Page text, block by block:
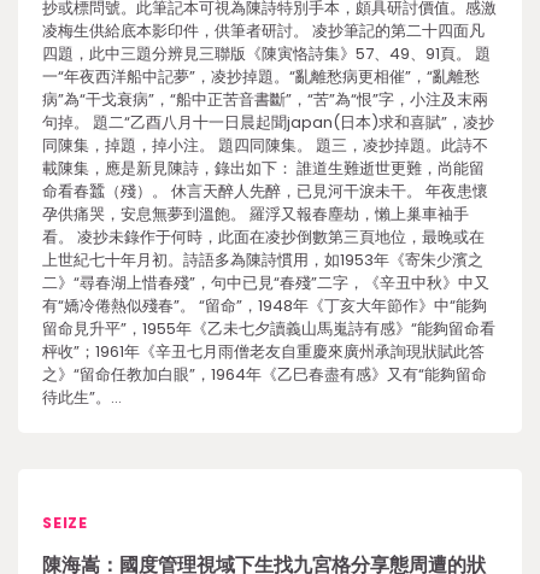
抄或標問號。此筆記本可視為陳詩特別手本，頗具研討價值。感激
凌梅生供給底本影印件，供筆者研討。 凌抄筆記的第二十四面凡
四題，此中三題分辨見三聯版《陳寅恪詩集》57、49、91頁。 題
一“年夜西洋船中記夢”，凌抄掉題。“亂離愁病更相催”，“亂離愁
病”為“干戈衰病”，“船中正苦音書斷”，“苦”為“恨”字，小注及末兩
句掉。 題二“乙酉八月十一日晨起聞japan(日本)求和喜賦”，凌抄
同陳集，掉題，掉小注。 題四同陳集。 題三，凌抄掉題。此詩不
載陳集，應是新見陳詩，錄出如下： 誰道生難逝世更難，尚能留
命看春蠶（殘）。 休言天醉人先醉，已見河干淚未干。 年夜患懷
孕供痛哭，安息無夢到溫飽。 羅浮又報春塵劫，懶上巢車袖手
看。 凌抄未錄作于何時，此面在凌抄倒數第三頁地位，最晚或在
上世紀七十年月初。詩語多為陳詩慣用，如1953年《寄朱少濱之
二》“尋春湖上惜春殘”，句中已見“春殘”二字，《辛丑中秋》中又
有“嬌冷倦熱似殘春”。 “留命”，1948年《丁亥大年節作》中“能夠
留命見升平”，1955年《乙未七夕讀義山馬嵬詩有感》“能夠留命看
枰收”；1961年《辛丑七月雨僧老友自重慶來廣州承詢現狀賦此答
之》“留命任教加白眼”，1964年《乙巳春盡有感》又有“能夠留命
待此生”。…
SEIZE
陳海嵩：國度管理視域下生找九宮格分享態周遭的狀